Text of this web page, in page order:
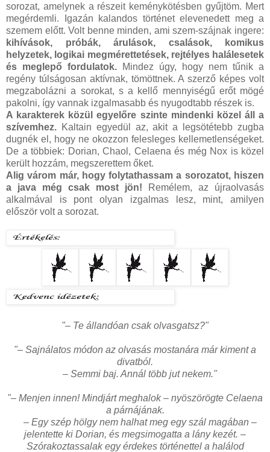
sorozat, amelynek a részeit keménykötésben gyűjtöm. Mert
megérdemli. Igazán kalandos történet elevenedett meg a
szemem előtt. Volt benne minden, ami szem-szájnak ingere:
kihívások, próbák, árulások, csalások, komikus
helyzetek, logikai megmérettetések, rejtélyes halálesetek
és meglepő fordulatok. Mindez úgy, hogy nem tűnik a
regény túlságosan aktívnak, tömöttnek. A szerző képes volt
megzabolázni a sorokat, s a kellő mennyiségű erőt mögé
pakolni, így vannak izgalmasabb és nyugodtabb részek is.
A karakterek közül egyelőre szinte mindenki közel áll a
szívemhez. Kaltain egyedül az, akit a legsötétebb zugba
dugnék el, hogy ne okozzon felesleges kellemetlenségeket.
De a többiek: Dorian, Chaol, Celaena és még Nox is közel
került hozzám, megszerettem őket.
Alig várom már, hogy folytathassam a sorozatot, hiszen
a java még csak most jön!
Remélem, az újraolvasás
alkalmával is pont olyan izgalmas lesz, mint, amilyen
először volt a sorozat.
"– Te állandóan csak olvasgatsz?"
"– Sajnálatos módon az olvasás mostanára már kiment a
divatból.
– Semmi baj. Annál több jut nekem."
"– Menjen innen! Mindjárt meghalok – nyöszörögte Celaena
a párnájának.
– Egy szép hölgy nem halhat meg egy szál magában –
jelentette ki Dorian, és megsimogatta a lány kezét. –
Szórakoztassalak egy érdekes történettel a halálod